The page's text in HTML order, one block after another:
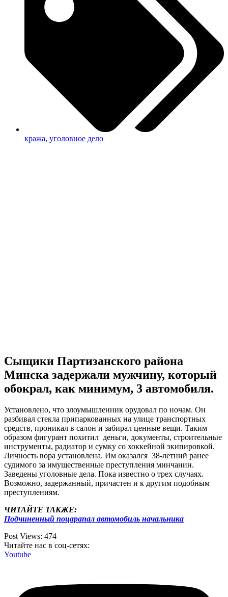
кража, уголовное дело
Сыщики Партизанского района
Минска задержали мужчину, который
обокрал, как минимум, 3 автомобиля.
Установлено, что злоумышленник орудовал по ночам. Он
разбивал стекла припаркованных на улице транспортных
средств, проникал в салон и забирал ценные вещи. Таким
образом фигурант похитил деньги, документы, строительные
инструменты, радиатор и сумку со хоккейной экипировкой.
Личность вора установлена. Им оказался 38-летний ранее
судимого за имущественные преступления минчанин.
Заведены уголовные дела. Пока известно о трех случаях.
Возможно, задержанный, причастен и к другим подобным
преступлениям.
ЧИТАЙТЕ ТАКЖЕ:
Подчиненный поцарапал автомобиль начальника
Post Views: 474
Читайте нас в соц-сетях:
Youtube